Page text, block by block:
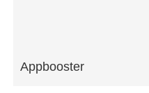
Appbooster